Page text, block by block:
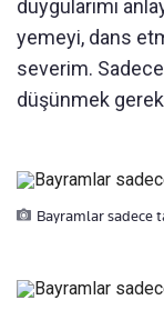
duygularımı
yemeyi, dans
severim.
düşünmek
Bayramlar sadece